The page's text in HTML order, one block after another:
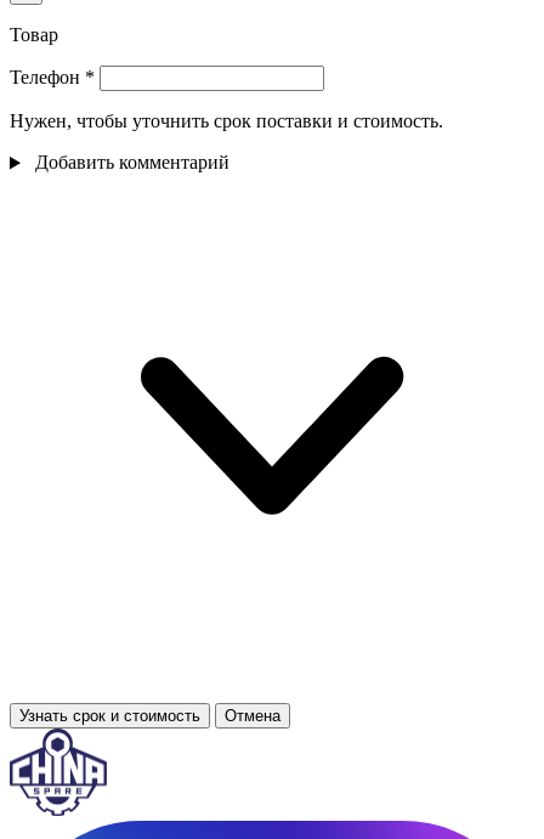
Товар
Телефон *
Нужен, чтобы уточнить срок поставки и стоимость.
Добавить комментарий
Узнать срок и стоимость Отмена